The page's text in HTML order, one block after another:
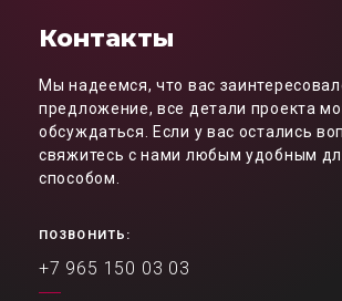
Контакты
Мы надеемся, что вас
предложение, все детали проекта
обсуждаться. Если у вас остались
свяжитесь с нами любым удобным
способом.
ПОЗВОНИТЬ:
+7 965 150 03 03